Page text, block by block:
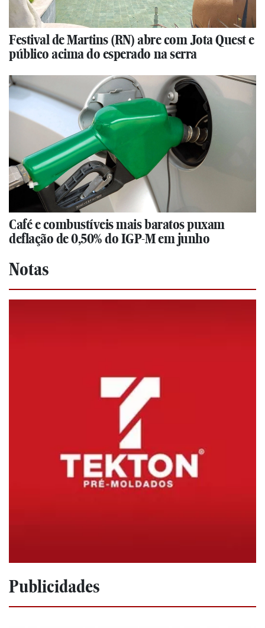
Festival de Martins (RN) abre com Jota Quest e
público acima do esperado na serra
Café e combustíveis mais baratos puxam
deflação de 0,50% do IGP-M em junho
Notas
Publicidades